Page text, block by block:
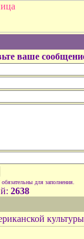
ваше
для заполнения.
2638